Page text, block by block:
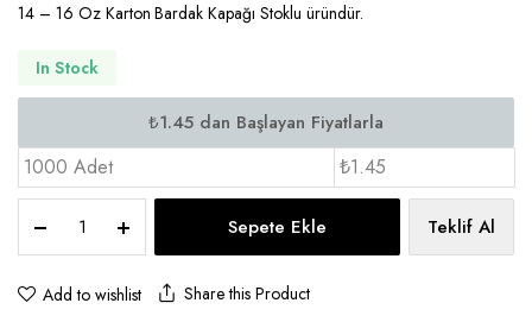
14 – 16 Oz Karton Bardak Kapağı Stoklu üründür.
In Stock
1000 Adet ₺1.45
Oz
Karton
Sepete Ekle Teklif Al
Add to wishlist Share this Product